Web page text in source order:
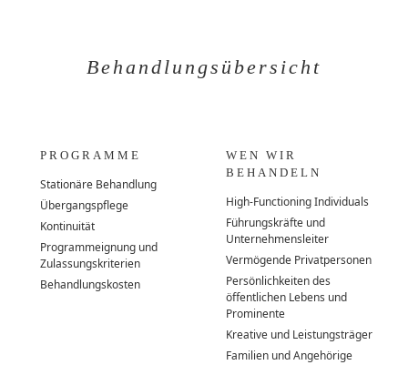
Behandlungsübersicht
PROGRAMME
Stationäre Behandlung
Übergangspflege
Kontinuität
Programmeignung und
Zulassungskriterien
Behandlungskosten
WEN WIR
BEHANDELN
High-Functioning Individuals
Führungskräfte und
Unternehmensleiter
Vermögende Privatpersonen
Persönlichkeiten des
öffentlichen Lebens und
Prominente
Kreative und Leistungsträger
Familien und Angehörige